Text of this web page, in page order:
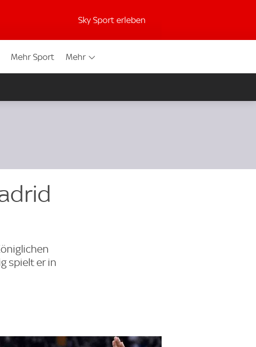
Sky Sport erleben
Mehr Sport Mehr
spielt er in